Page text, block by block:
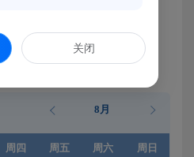
8月
周四 周五 周六 周日
关闭